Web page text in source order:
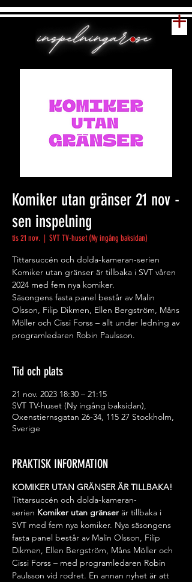
Komiker utan gränser 21 nov -
sen inspelning
tis 21 nov.
  |
SVT TV-huset (Ny ingång baksidan)
Tittarsuccén och dolda-kameran-serien
Komiker utan gränser är tillbaka i SVT våren
2024 med fem nya komiker.
Säsongens fasta panel består av Malin
Olsson, Filip Dikmen, Ellen Bergström, Måns
Möller och Cissi Forss – allt under ledning av
programledaren Robin Paulsson.
Tid och plats
21 nov. 2023 18:30 – 21:15
SVT TV-huset (Ny ingång baksidan),
Oxenstiernsgatan 26-34, 115 27 Stockholm,
Sverige
PRAKTISK INFORMATION
KOMIKER UTAN GRÄNSER ÄR TILLBAKA!
Tittarsuccén och dolda-kameran-
serien Komiker utan gränser är tillbaka i
SVT med fem nya komiker. Nya säsongens
fasta panel består av Malin Olsson, Filip
Dikmen, Ellen Bergström, Måns Möller och
Cissi Forss – med programledaren Robin
Paulsson vid rodret. En annan nyhet är att